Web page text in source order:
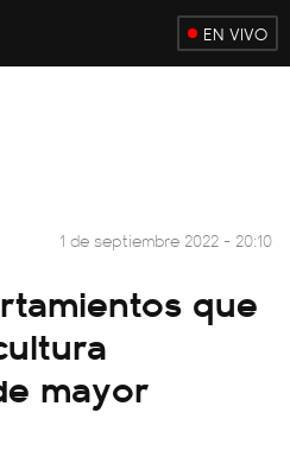
EN VIVO
1 de septiembre 2022 - 20:10
que
mayor